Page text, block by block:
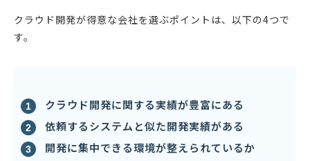
クラウド開発が得意な会社を選ぶポイントは、以下の4つで
す。
クラウド開発に関する実績が豊富にある
依頼するシステムと似た開発実績がある
開発に集中できる環境が整えられているか